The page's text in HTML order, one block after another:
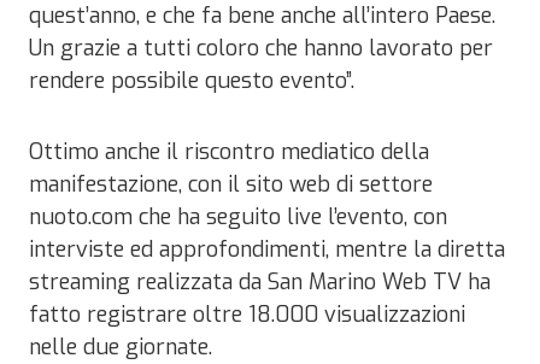
quest’anno, e che fa bene anche all’intero Paese.
Un grazie a tutti coloro che hanno lavorato per
rendere possibile questo evento”.
Ottimo anche il riscontro mediatico della
manifestazione, con il sito web di settore
nuoto.com che ha seguito live l’evento, con
interviste ed approfondimenti, mentre la diretta
streaming realizzata da San Marino Web TV ha
fatto registrare oltre 18.000 visualizzazioni
nelle due giornate.